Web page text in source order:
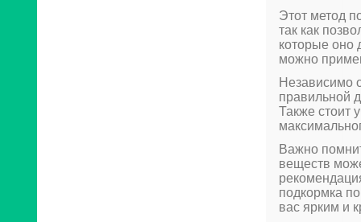
Этот метод
так как
которые оно
можно
Независимо
правильной
Также стоит
Важно
веществ
подкормка
вас ярким и